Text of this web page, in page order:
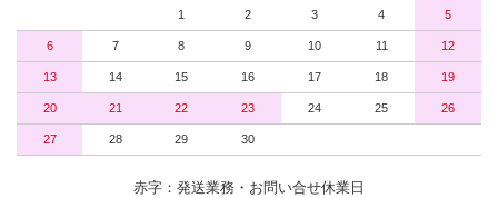
1 2 3 4 5
6 7 8 9 10 11 12
13 14 15 16 17 18 19
20 21 22 23 24 25 26
27 28 29 30
赤字：発送業務・お問い合せ休業日